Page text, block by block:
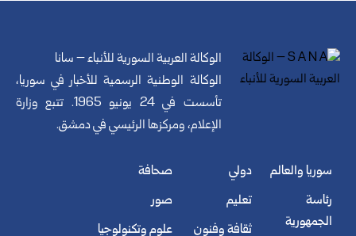
الوكالة العربية السورية للأنباء – سانا
الوكالة الوطنية الرسمية للأخبار في سوريا،
تأسست في 24 يونيو 1965. تتبع وزارة
الإعلام، ومركزها الرئيسي في دمشق.
سوريا والعالم
رئاسة
الجمهورية
دولي
تعليم
ثقافة وفنون
صحافة
صور
علوم وتكنولوجيا